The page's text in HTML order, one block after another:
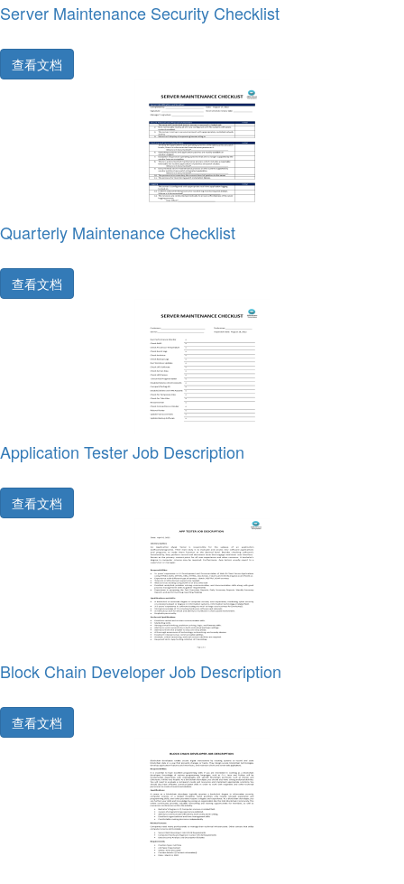
Server Maintenance Security Checklist
查看文档
Quarterly Maintenance Checklist
查看文档
Application Tester Job Description
查看文档
Block Chain Developer Job Description
查看文档